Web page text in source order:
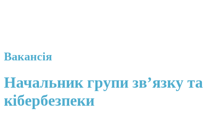
Вакансія
Начальник групи зв’язку та
кібербезпеки